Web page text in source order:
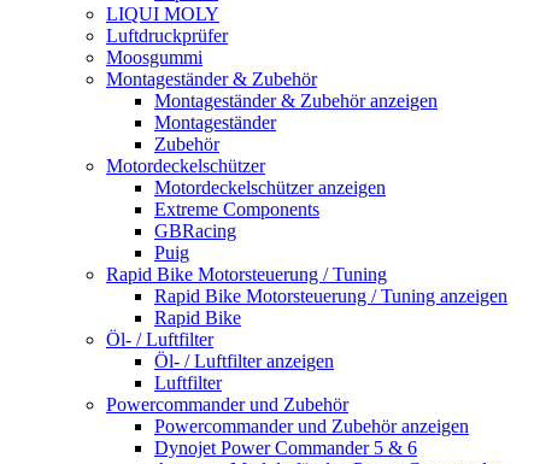
LIQUI MOLY
Luftdruckprüfer
Moosgummi
Montageständer & Zubehör
Montageständer & Zubehör anzeigen
Montageständer
Zubehör
Motordeckelschützer
Motordeckelschützer anzeigen
Extreme Components
GBRacing
Puig
Rapid Bike Motorsteuerung / Tuning
Rapid Bike Motorsteuerung / Tuning anzeigen
Rapid Bike
Öl- / Luftfilter
Öl- / Luftfilter anzeigen
Luftfilter
Powercommander und Zubehör
Powercommander und Zubehör anzeigen
Dynojet Power Commander 5 & 6